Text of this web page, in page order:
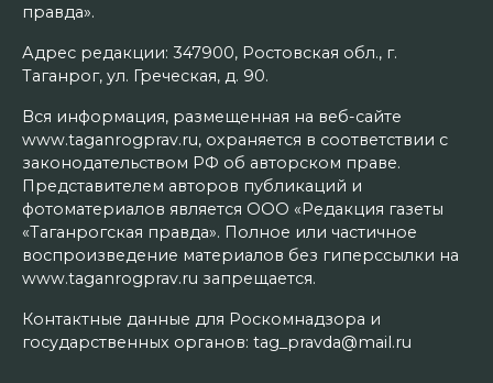
правда».
Адрес редакции: 347900, Ростовская обл., г.
Таганрог, ул. Греческая, д. 90.
Вся информация, размещенная на веб-сайте
www.taganrogprav.ru, охраняется в соответствии с
законодательством РФ об авторском праве.
Представителем авторов публикаций и
фотоматериалов является ООО «Редакция газеты
«Таганрогская правда». Полное или частичное
воспроизведение материалов без гиперссылки на
www.taganrogprav.ru запрещается.
Контактные данные для Роскомнадзора и
государственных органов: tag_pravda@mail.ru